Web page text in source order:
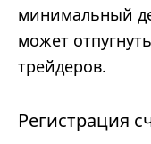
минимальный
может
трейдеров.
Регистрация